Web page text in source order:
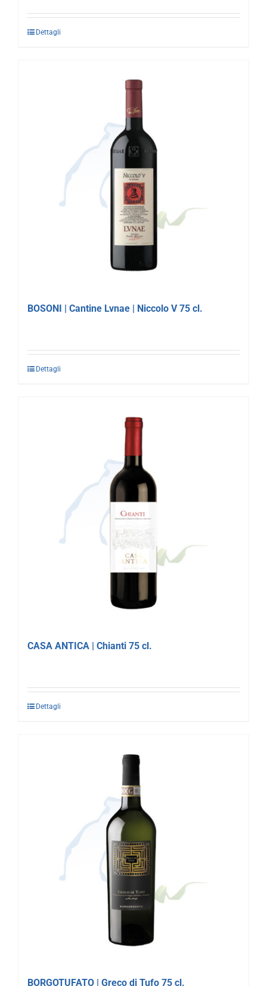
Dettagli
BOSONI | Cantine Lvnae | Niccolo V 75 cl.
Dettagli
CASA ANTICA | Chianti 75 cl.
Dettagli
BORGOTUFATO | Greco di Tufo 75 cl.